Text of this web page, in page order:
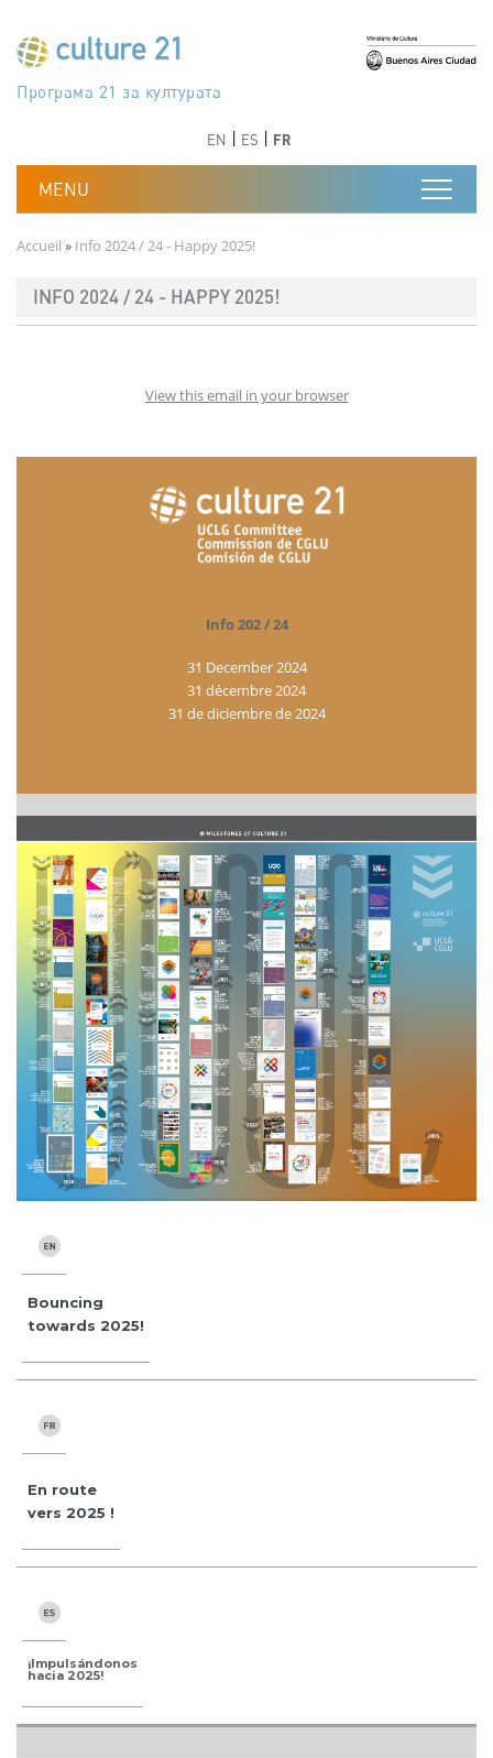
جدول أعمال القرن 21 للثقافة
Програма 21 за културата
Agenda 21 de la cultura
Agjenda 21 për kulturë
Agenda 21 van cultuur
Agenda 21 for culture
Kulturaren Agenda 21
Agenda 21 de la culture
Axenda 21 da cultura
Agenda 21 für Kultur
Agenda 21 della cultura
文化のためのアジェンダ21
دستورکار 21 برای فرهنگ
Agenda 21 dla kultury
Agenda 21 da cultura
Повестка дня 21 для культуры
Agenda 21 za kulturu
Agenda 21 de la cultura
Agenda 21 för kulturen
Kültür için Gündem 21
Порядок денний 21 для культури
EN ES FR
Fil d'Ariane
Accueil Info 2024 / 24 - Happy 2025!
INFO 2024 / 24 - HAPPY 2025!
View this email in your browser
Info 202 / 24
31 December 2024
31 décembre 2024
31 de diciembre de 2024
Bouncing
towards 2025!
En route
vers 2025 !
¡Impulsándonos
hacia 2025!